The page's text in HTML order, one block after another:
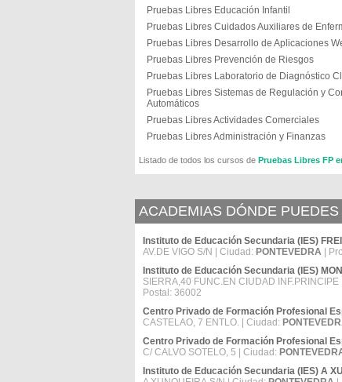
Pruebas Libres Educación Infantil
Pruebas Libres Cuidados Auxiliares de
Pruebas Libres Desarrollo de Aplicaciones
Pruebas Libres Prevención de Riesgos
Pruebas Libres Laboratorio de Diagnóstico
Pruebas Libres Sistemas de Regulación y
Automáticos
Pruebas Libres Actividades Comerciales
Pruebas Libres Administración y Finanzas
Listado de todos los cursos de Pruebas Libres FP
ACADEMIAS DÓNDE
Instituto de Educación Secundaria (IES)
AV.DE VIGO S/N | Ciudad: PONTEVEDRA |
Instituto de Educación Secundaria (IES)
SIERRA,40 FUNC.EN CIUDAD INF.PRINCIPE
Postal: 36002
Centro Privado de Formación Profesional
CASTELAO, 7 ENTLO. | Ciudad:
Centro Privado de Formación Profesional
C/ CALVO SOTELO, 5 | Ciudad:
Instituto de Educación Secundaria (IES) A